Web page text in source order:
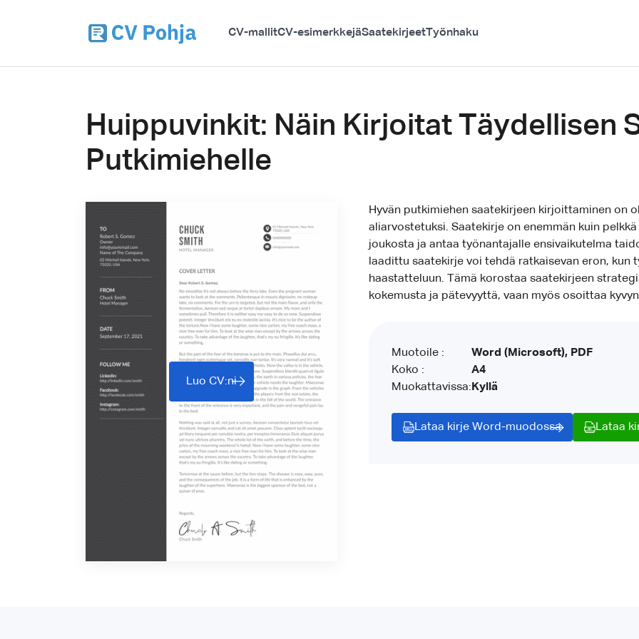
CV-mallitCV-esimerkkejäSaatekirjeetTyönhaku
Huippuvinkit: Näin Kirjoitat Täydellisen
Putkimiehelle
Luo CV:ni
Hyvän putkimiehen saatekirjeen kirjoittaminen on
aliarvostetuksi. Saatekirje on enemmän kuin
joukosta ja antaa työnantajalle ensivaikutelma
laadittu saatekirje voi tehdä ratkaisevan eron,
haastatteluun. Tämä korostaa saatekirjeen
kokemusta ja pätevyyttä, vaan myös osoittaa
Muotoile :
Koko :
Muokattavissa:
Word (Microsoft), PDF
A4
Kyllä
Lataa kirje Word-muodossa Lataa